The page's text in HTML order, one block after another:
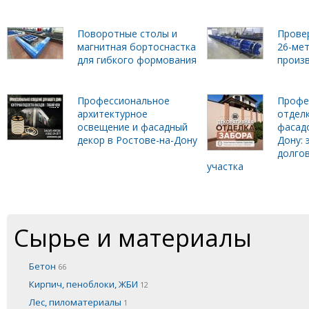
Поворотные столы и
магнитная бортоснастка
для гибкого формования
26-
Профессиональное
архитектурное
освещение и фасадный
декор в Ростове-на-Дону
Дону:
участка
Сырье и материалы
Бетон 66
Кирпич, пеноблоки, ЖБИ 12
Лес, пиломатериалы 1